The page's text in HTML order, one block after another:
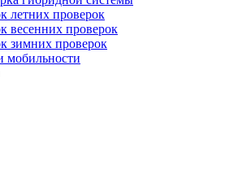
летних проверок
весенних проверок
зимних проверок
мобильности